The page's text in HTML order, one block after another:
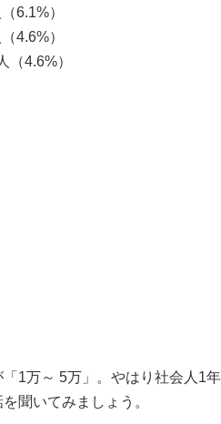
6.1%）
4.6%）
（4.6%）
1万～ 5万」。やはり社会人1
聞いてみましょう。